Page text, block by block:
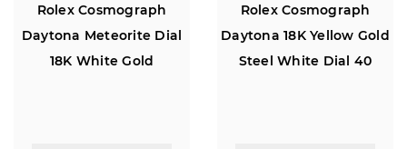
Rolex Cosmograph
Daytona Meteorite Dial
18K White Gold
Rolex Cosmograph
Daytona 18K Yellow Gold
Steel White Dial 40